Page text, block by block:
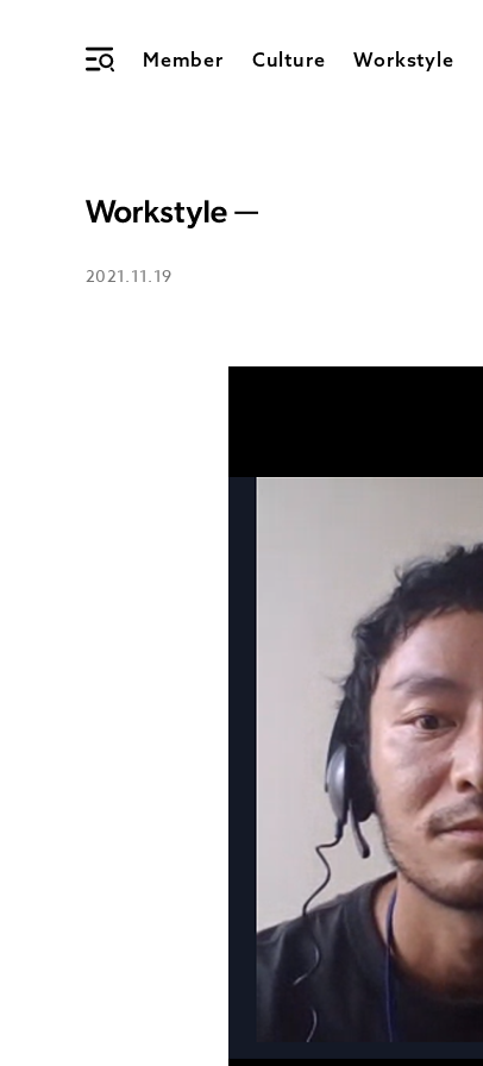
Member Culture Workstyle
2021.11.19